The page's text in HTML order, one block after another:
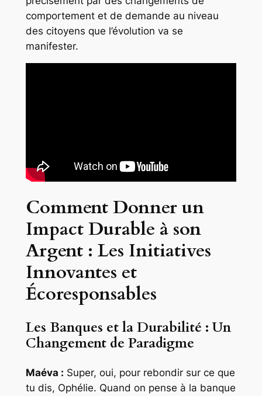
comportement et de demande au niveau
des citoyens que l’évolution va se
manifester.
Comment Donner un
Impact Durable à son
Argent : Les Initiatives
Innovantes et
Écoresponsables
Les Banques et la Durabilité : Un
Changement de Paradigme
Maéva : Super, oui, pour rebondir sur ce que
tu dis, Ophélie. Quand on pense à la banque